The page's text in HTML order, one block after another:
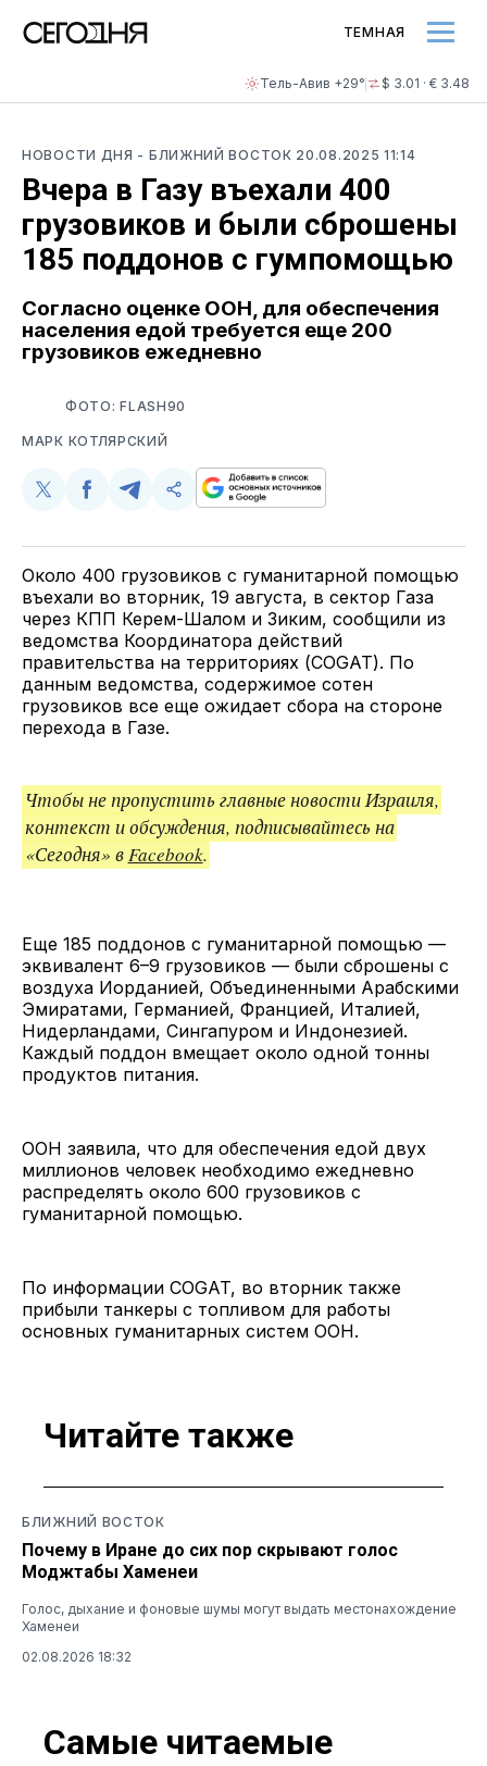
Тель-Авив +29° $ 3.01 · € 3.48
ТЕМНАЯ
НОВОСТИ ДНЯ - БЛИЖНИЙ ВОСТОК 20.08.2025 11:14
Вчера в Газу въехали 400
грузовиков и были сброшены
185 поддонов с гумпомощью
Согласно оценке ООН, для обеспечения
населения едой требуется еще 200
грузовиков ежедневно
ФОТО: FLASH90
МАРК КОТЛЯРСКИЙ
Поделиться
Twitter
Поделиться
Facebook
Поделиться
Telegram
Скопируйте
поделитесь
Около 400 грузовиков с гуманитарной помощью
въехали во вторник, 19 августа, в сектор Газа
через КПП Керем-Шалом и Зиким, сообщили из
ведомства Координатора действий
правительства на территориях (COGAT). По
данным ведомства, содержимое сотен
грузовиков все еще ожидает сбора на стороне
перехода в Газе.
Чтобы не пропустить главные новости Израиля,
контекст и обсуждения, подписывайтесь на
«Сегодня» вFacebook.
Еще 185 поддонов с гуманитарной помощью —
эквивалент 6–9 грузовиков — были сброшены с
воздуха Иорданией, Объединенными Арабскими
Эмиратами, Германией, Францией, Италией,
Нидерландами, Сингапуром и Индонезией.
Каждый поддон вмещает около одной тонны
продуктов питания.
ООН заявила, что для обеспечения едой двух
миллионов человек необходимо ежедневно
распределять около 600 грузовиков с
гуманитарной помощью.
По информации COGAT, во вторник также
прибыли танкеры с топливом для работы
основных гуманитарных систем ООН.
Читайте также
БЛИЖНИЙ ВОСТОК
Почему в Иране до сих пор скрывают голос
Моджтабы Хаменеи
Голос, дыхание и фоновые шумы могут выдать местонахождение
Хаменеи
02.08.2026 18:32
Самые читаемые